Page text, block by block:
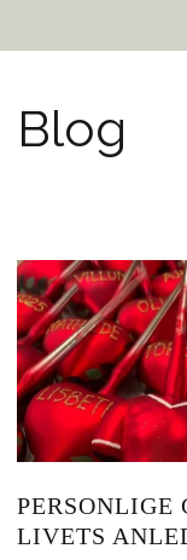
Blog
PERSONLIGE
LIVETS